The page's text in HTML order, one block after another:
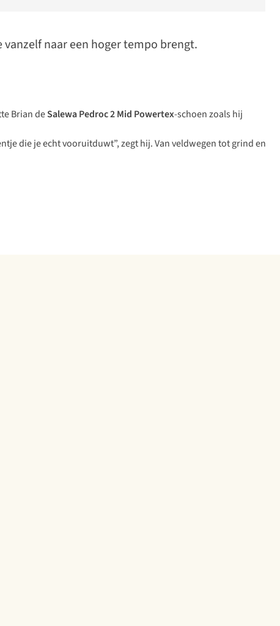
vanzelf naar een hoger tempo brengt.
Brian deSalewa Pedroc 2 Mid Powertex-schoen zoals hij
die je echt vooruitduwt”, zegt hij. Van veldwegen tot grind en